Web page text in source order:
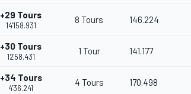
+29 Tours
14'158.931
8 Tours 146.224
+30 Tours
12'58.431
1 Tour 141.177
+34 Tours
4'36.241
4 Tours 170.498